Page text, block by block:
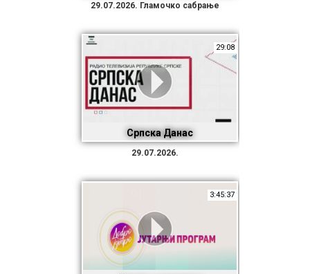
29.07.2026. Гламочко сабрање
Српска Данас
29:08
29.07.2026.
3:45:37